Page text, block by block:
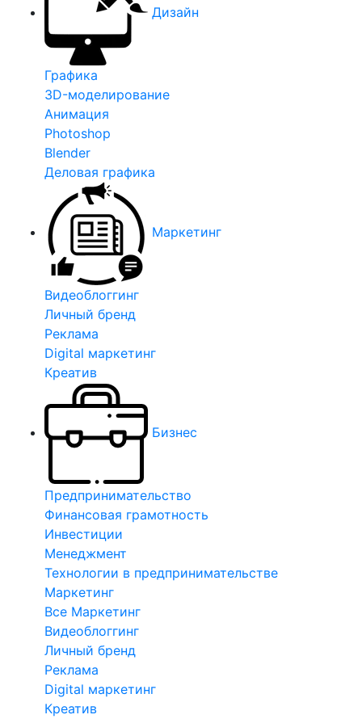
Дизайн
Графика
3D-моделирование
Анимация
Photoshop
Blender
Деловая графика
Маркетинг
Видеоблоггинг
Личный бренд
Реклама
Digital маркетинг
Креатив
Бизнес
Предпринимательство
Финансовая грамотность
Инвестиции
Менеджмент
Технологии в предпринимательстве
Маркетинг
Все Маркетинг
Видеоблоггинг
Личный бренд
Реклама
Digital маркетинг
Креатив